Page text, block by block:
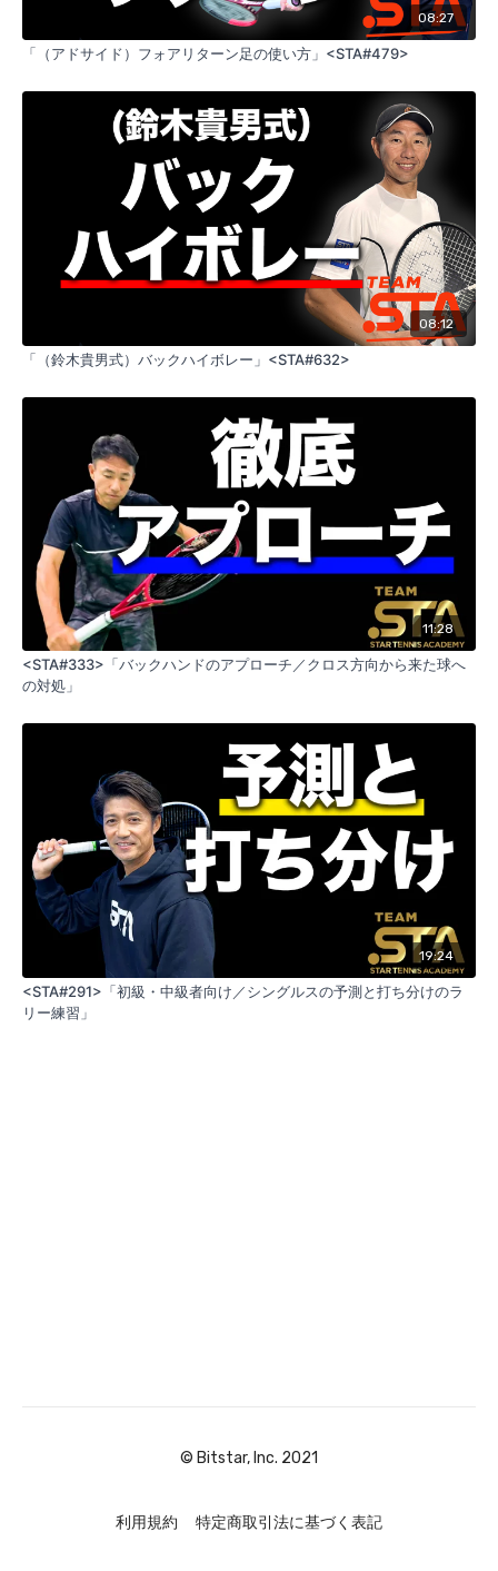
08:27
「（アドサイド）フォアリターン足の使い方」<STA#479>
08:12
「（鈴木貴男式）バックハイボレー」<STA#632>
11:28
<STA#333>「バックハンドのアプローチ／クロス方向から来た球へ
の対処」
19:24
<STA#291>「初級・中級者向け／シングルスの予測と打ち分けのラ
リー練習」
© Bitstar, Inc. 2021
利用規約 特定商取引法に基づく表記